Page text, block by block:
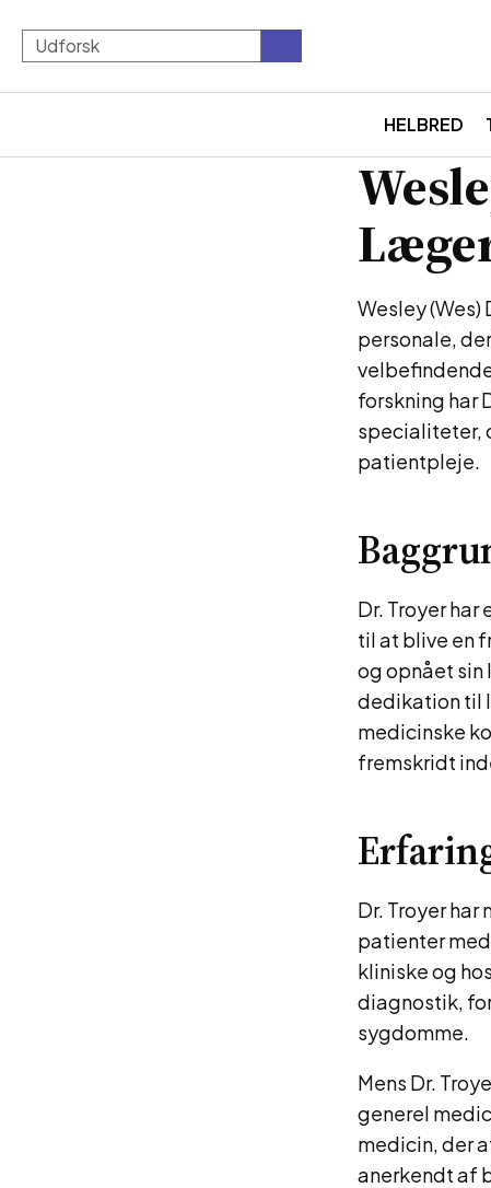
HELBRED
Wesley
personale,
forskning har
specialiteter,
patientpleje.
Dr. Troyer
til at blive en
og opnået
dedikation til
medicinske
fremskridt
Dr. Troyer
patienter
kliniske og
diagnostik,
sygdomme.
Mens Dr.
generel
medicin, der
anerkendt af